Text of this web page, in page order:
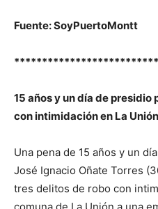
Fuente: SoyPuertoMontt
15 años y un día de
con intimidación en La Unión
Una pena de 15 años y un
José Ignacio Oñate Torres
tres delitos de robo con